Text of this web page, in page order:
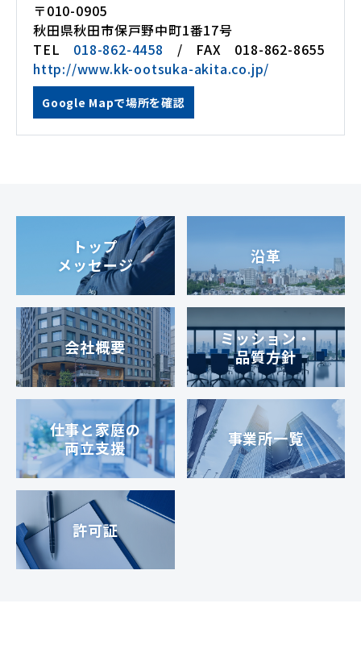
〒010-0905
秋田県秋田市保戸野中町1番17号
TEL 018-862-4458 / FAX 018-862-8655
http://www.kk-ootsuka-akita.co.jp/
Google Mapで場所を確認
トップ
メッセージ
沿革
会社概要
ミッション・
品質方針
仕事と家庭の
両立支援
事業所一覧
許可証